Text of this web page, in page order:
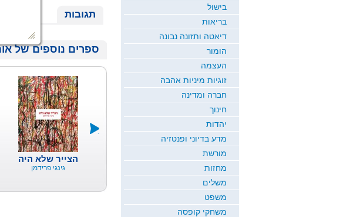
תגובות
ספרים נוספים של
הצייר שלא היה
גינגי פרידמן
קשישתי
גינגי פרידמן
תל אביב לא
מ...
גינגי פרידמן
בישול
בריאות
דיאטה ותזונה נבונה
הומור
העצמה
זוגיות מיניות אהבה
חברה ומדינה
חינוך
יהדות
מדע בדיוני ופנטזיה
מורשת
מחזות
משלים
משפט
משחקי קופסה